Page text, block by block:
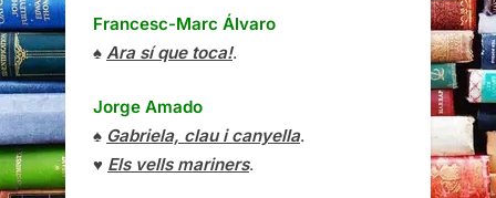
Francesc-Marc Álvaro
♠ Ara sí que toca!.
Jorge Amado
♠ Gabriela, clau i canyella.
♥ Els vells mariners.